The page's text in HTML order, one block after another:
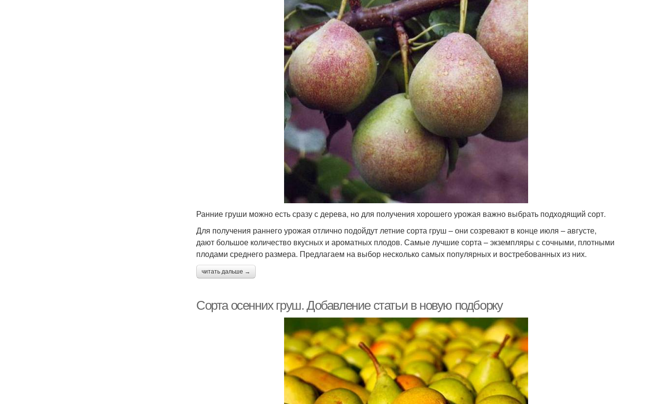
Ранние груши можно есть сразу с дерева, но для получения хорошего урожая важно выбрать подходящий сорт.
Для получения раннего урожая отлично подойдут летние сорта груш – они созревают в конце июля – августе,
дают большое количество вкусных и ароматных плодов. Самые лучшие сорта – экземпляры с сочными, плотными
плодами среднего размера. Предлагаем на выбор несколько самых популярных и востребованных из них.
читать дальше →
Сорта осенних груш. Добавление статьи в новую подборку